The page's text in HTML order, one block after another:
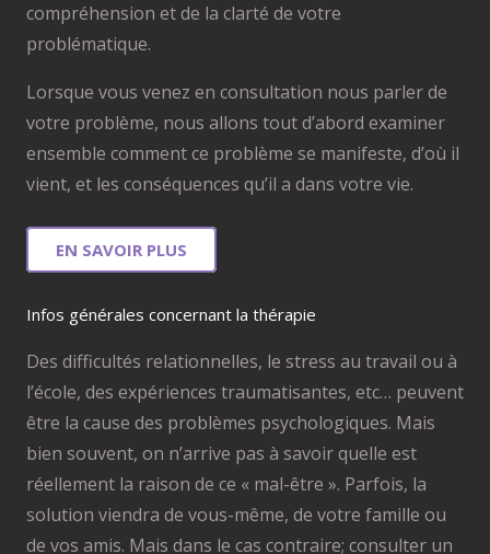
compréhension et de la clarté de votre
problématique.
Lorsque vous venez en consultation nous parler de
votre problème, nous allons tout d’abord examiner
ensemble comment ce problème se manifeste, d’où il
vient, et les conséquences qu’il a dans votre vie.
EN SAVOIR PLUS
Infos générales concernant la thérapie
Des difficultés relationnelles, le stress au travail ou à
l’école, des expériences traumatisantes, etc… peuvent
être la cause des problèmes psychologiques. Mais
bien souvent, on n’arrive pas à savoir quelle est
réellement la raison de ce « mal-être ». Parfois, la
solution viendra de vous-même, de votre famille ou
de vos amis. Mais dans le cas contraire; consulter un